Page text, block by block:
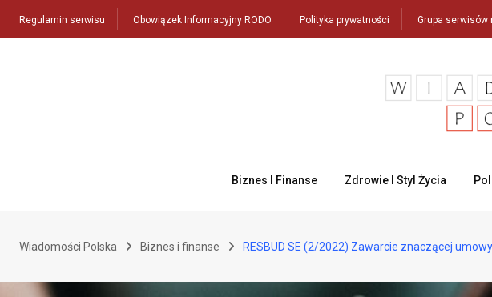
Regulamin serwisu Obowiązek Informacyjny RODO Polityka prywatności Grupa serwisów
Biznes I Finanse Zdrowie I Styl Życia
Wiadomości Polska Biznes i finanse RESBUD SE (2/2022) Zawarcie znaczącej